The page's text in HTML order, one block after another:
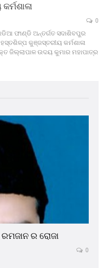
0
ଫାଣ୍ଡି ଅନ୍ତର୍ଗତ ସଦାଶିବପୁର
କୁଞ୍ଜସ୍ତରୀୟ କର୍ମଶାଳା
ଜିଲ୍ଲାପାଳ ଉଦୟ କୁମାର ମହାପାତ୍ର
ର ରୋଜା
0